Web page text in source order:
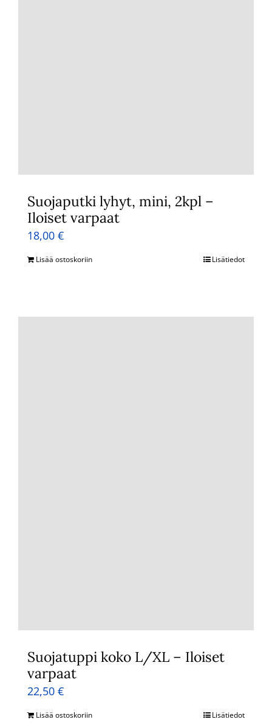
Suojaputki lyhyt, mini, 2kpl –
Iloiset varpaat
18,00 €
Lisää ostoskoriin Lisätiedot
Suojatuppi koko L/XL – Iloiset
varpaat
22,50 €
Lisää ostoskoriin Lisätiedot